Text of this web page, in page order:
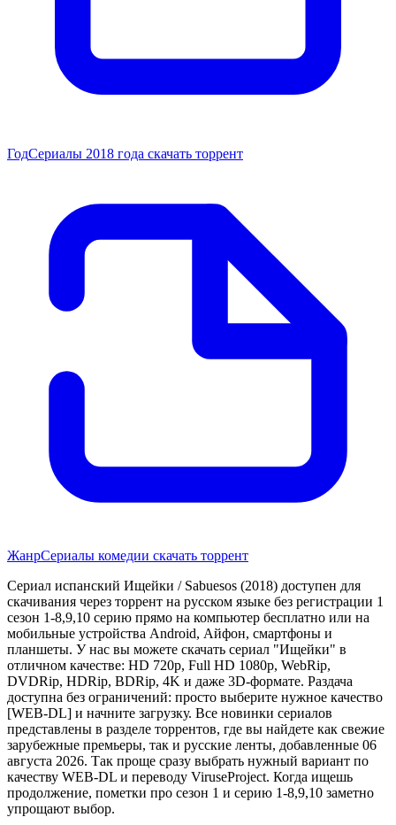
ГодСериалы 2018 года скачать торрент
ЖанрСериалы комедии скачать торрент
Сериал испанский Ищейки / Sabuesos (2018) доступен для
скачивания через торрент на русском языке без регистрации 1
сезон 1-8,9,10 серию прямо на компьютер бесплатно или на
мобильные устройства Android, Айфон, смартфоны и
планшеты. У нас вы можете скачать сериал "Ищейки" в
отличном качестве: HD 720p, Full HD 1080p, WebRip,
DVDRip, HDRip, BDRip, 4K и даже 3D-формате. Раздача
доступна без ограничений: просто выберите нужное качество
[WEB-DL] и начните загрузку. Все новинки сериалов
представлены в разделе торрентов, где вы найдете как свежие
зарубежные премьеры, так и русские ленты, добавленные 06
августа 2026. Так проще сразу выбрать нужный вариант по
качеству WEB-DL и переводу ViruseProject. Когда ищешь
продолжение, пометки про сезон 1 и серию 1-8,9,10 заметно
упрощают выбор.